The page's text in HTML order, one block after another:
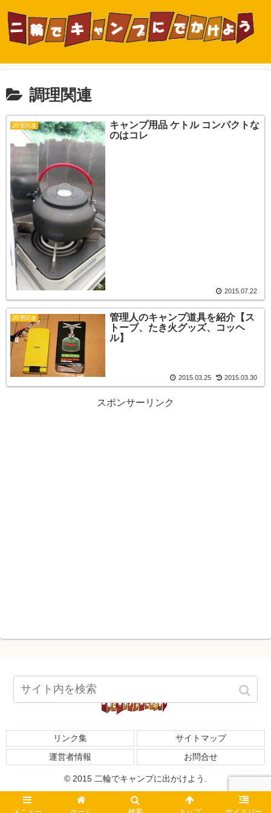
調理関連
調理関連
キャンプ用品 ケトル コンパクトな
のはコレ
2015.07.22
調理関連
管理人のキャンプ道具を紹介【ス
トーブ、たき火グッズ、コッヘ
ル】
2015.03.25 2015.03.30
スポンサーリンク
リンク集
サイトマップ
運営者情報
お問合せ
© 2015 二輪でキャンプに出かけよう.